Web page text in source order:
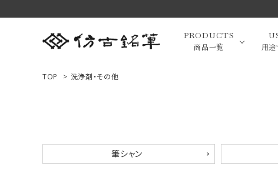
PRODUCTS
商品一覧 用途
TOP > 洗浄剤・その他
筆シャン